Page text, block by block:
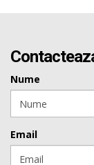
Nume
Email